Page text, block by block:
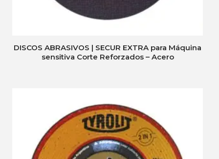
DISCOS ABRASIVOS | SECUR EXTRA para Máquina
sensitiva Corte Reforzados – Acero